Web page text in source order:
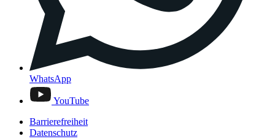
WhatsApp
YouTube
Barrierefreiheit
Datenschutz